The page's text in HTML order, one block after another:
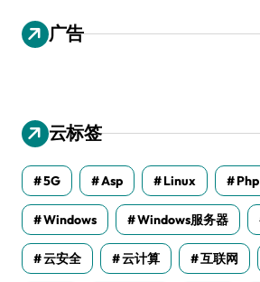
广告
云标签
5G Asp Linux Php
Windows Windows服务器
云安全 云计算 互联网